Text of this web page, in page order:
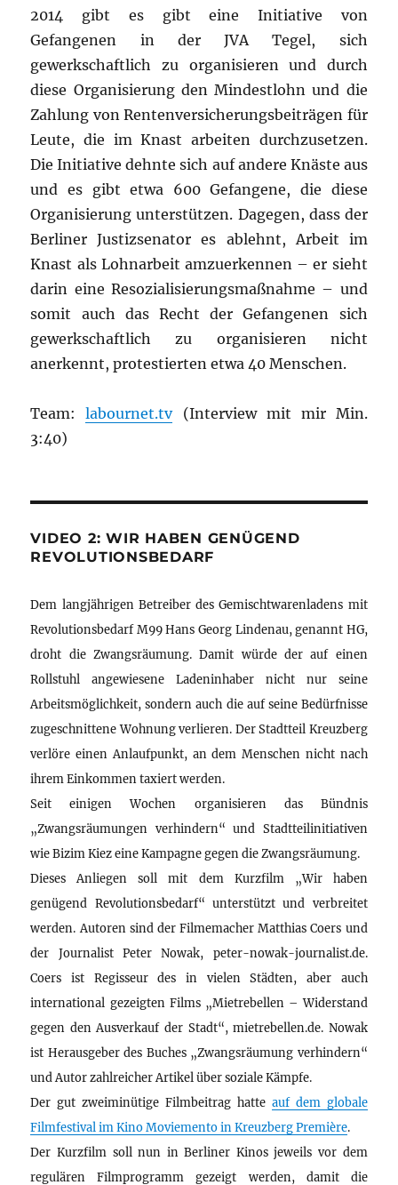
2014 gibt es gibt eine Initiative von
Gefangenen in der JVA Tegel, sich
gewerkschaftlich zu organisieren und durch
diese Organisierung den Mindestlohn und die
Zahlung von Rentenversicherungsbeiträgen für
Leute, die im Knast arbeiten durchzusetzen.
Die Initiative dehnte sich auf andere Knäste aus
und es gibt etwa 600 Gefangene, die diese
Organisierung unterstützen. Dagegen, dass der
Berliner Justizsenator es ablehnt, Arbeit im
Knast als Lohnarbeit amzuerkennen – er sieht
darin eine Resozialisierungsmaßnahme – und
somit auch das Recht der Gefangenen sich
gewerkschaftlich zu organisieren nicht
anerkennt, protestierten etwa 40 Menschen.
Team:labournet.tv(Interview mit mir Min.
3:40)
VIDEO 2: WIR HABEN GENÜGEND
REVOLUTIONSBEDARF
Dem langjährigen Betreiber des Gemischtwarenladens mit
Revolutionsbedarf M99 Hans Georg Lindenau, genannt HG,
droht die Zwangsräumung. Damit würde der auf einen
Rollstuhl angewiesene Ladeninhaber nicht nur seine
Arbeitsmöglichkeit, sondern auch die auf seine Bedürfnisse
zugeschnittene Wohnung verlieren. Der Stadtteil Kreuzberg
verlöre einen Anlaufpunkt, an dem Menschen nicht nach
ihrem Einkommen taxiert werden.
Seit einigen Wochen organisieren das Bündnis
„Zwangsräumungen verhindern“ und Stadtteilinitiativen
wie Bizim Kiez eine Kampagne gegen die Zwangsräumung.
Dieses Anliegen soll mit dem Kurzfilm „Wir haben
genügend Revolutionsbedarf“ unterstützt und verbreitet
werden. Autoren sind der Filmemacher Matthias Coers und
der Journalist Peter Nowak, peter-nowak-journalist.de.
Coers ist Regisseur des in vielen Städten, aber auch
international gezeigten Films „Mietrebellen – Widerstand
gegen den Ausverkauf der Stadt“, mietrebellen.de. Nowak
ist Herausgeber des Buches „Zwangsräumung verhindern“
und Autor zahlreicher Artikel über soziale Kämpfe.
Der gut zweiminütige Filmbeitrag hatte auf dem globale
Filmfestival im Kino Moviemento in Kreuzberg Première.
Der Kurzfilm soll nun in Berliner Kinos jeweils vor dem
regulären Filmprogramm gezeigt werden, damit die